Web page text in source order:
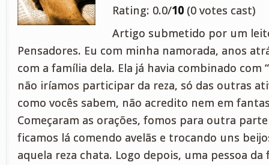
Rating: 0.0/10 (0 votes cast)
Artigo submetido por um
Pensadores. Eu com minha namorada, anos
com a família dela. Ela já havia combinado com
não iríamos participar da reza, só das outras
como vocês sabem, não acredito nem em
Começaram as orações, fomos para outra
ficamos lá comendo avelãs e trocando uns
aquela reza chata. Logo depois, uma pessoa da